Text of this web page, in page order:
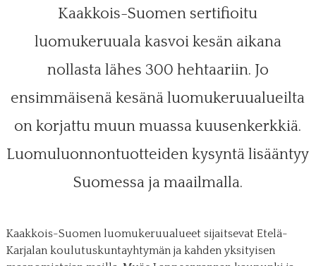
Kaakkois-Suomen sertifioitu
luomukeruuala kasvoi kesän aikana
nollasta lähes 300 hehtaariin. Jo
ensimmäisenä kesänä luomukeruualueilta
on korjattu muun muassa kuusenkerkkiä.
Luomuluonnontuotteiden kysyntä lisääntyy
Suomessa ja maailmalla.
Kaakkois-Suomen luomukeruualueet sijaitsevat Etelä-
Karjalan koulutuskuntayhtymän ja kahden yksityisen